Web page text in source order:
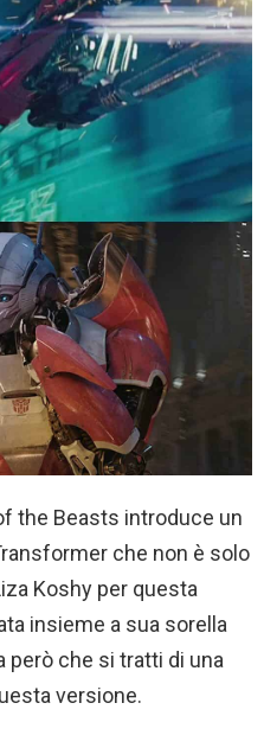
the Beasts introduce un
che non è solo
Koshy per questa
insieme a sua sorella
però che si tratti di una
versione.